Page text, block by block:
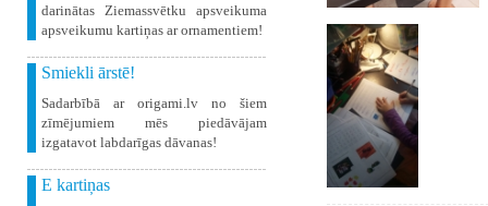
darinātas Ziemassvētku apsveikuma
apsveikumu kartiņas ar ornamentiem!
Smiekli ārstē!
Sadarbībā ar origami.lv no šiem
zīmējumiem mēs piedāvājam
izgatavot labdarīgas dāvanas!
E kartiņas